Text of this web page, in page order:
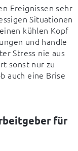
Ereignissen sehr
Situationen
kühlen Kopf
und handle
Stress nie aus
sonst nur zu
auch eine Brise
für